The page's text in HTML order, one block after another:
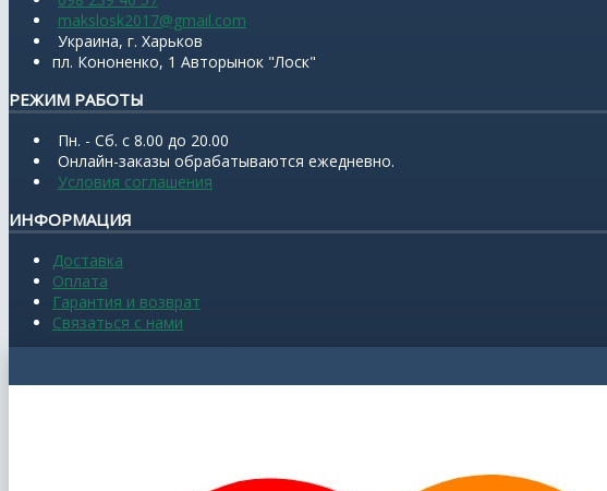
makslosk2017@gmail.com
Украина, г. Харьков
пл. Кононенко, 1 Авторынок "Лоск"
РЕЖИМ РАБОТЫ
Пн. - Сб. с 8.00 до 20.00
Онлайн-заказы обрабатываются ежедневно.
Условия соглашения
ИНФОРМАЦИЯ
Доставка
Оплата
Гарантия и возврат
Связаться с нами